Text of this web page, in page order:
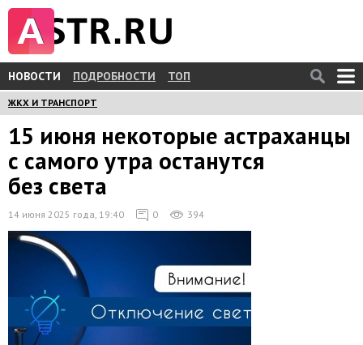
НОВОСТИ ПОДРОБНОСТИ ТОП
ЖКХ И ТРАНСПОРТ
15 июня некоторые астраханцы
с самого утра останутся
без света
14 июня 2025 года, 19:40 0 394